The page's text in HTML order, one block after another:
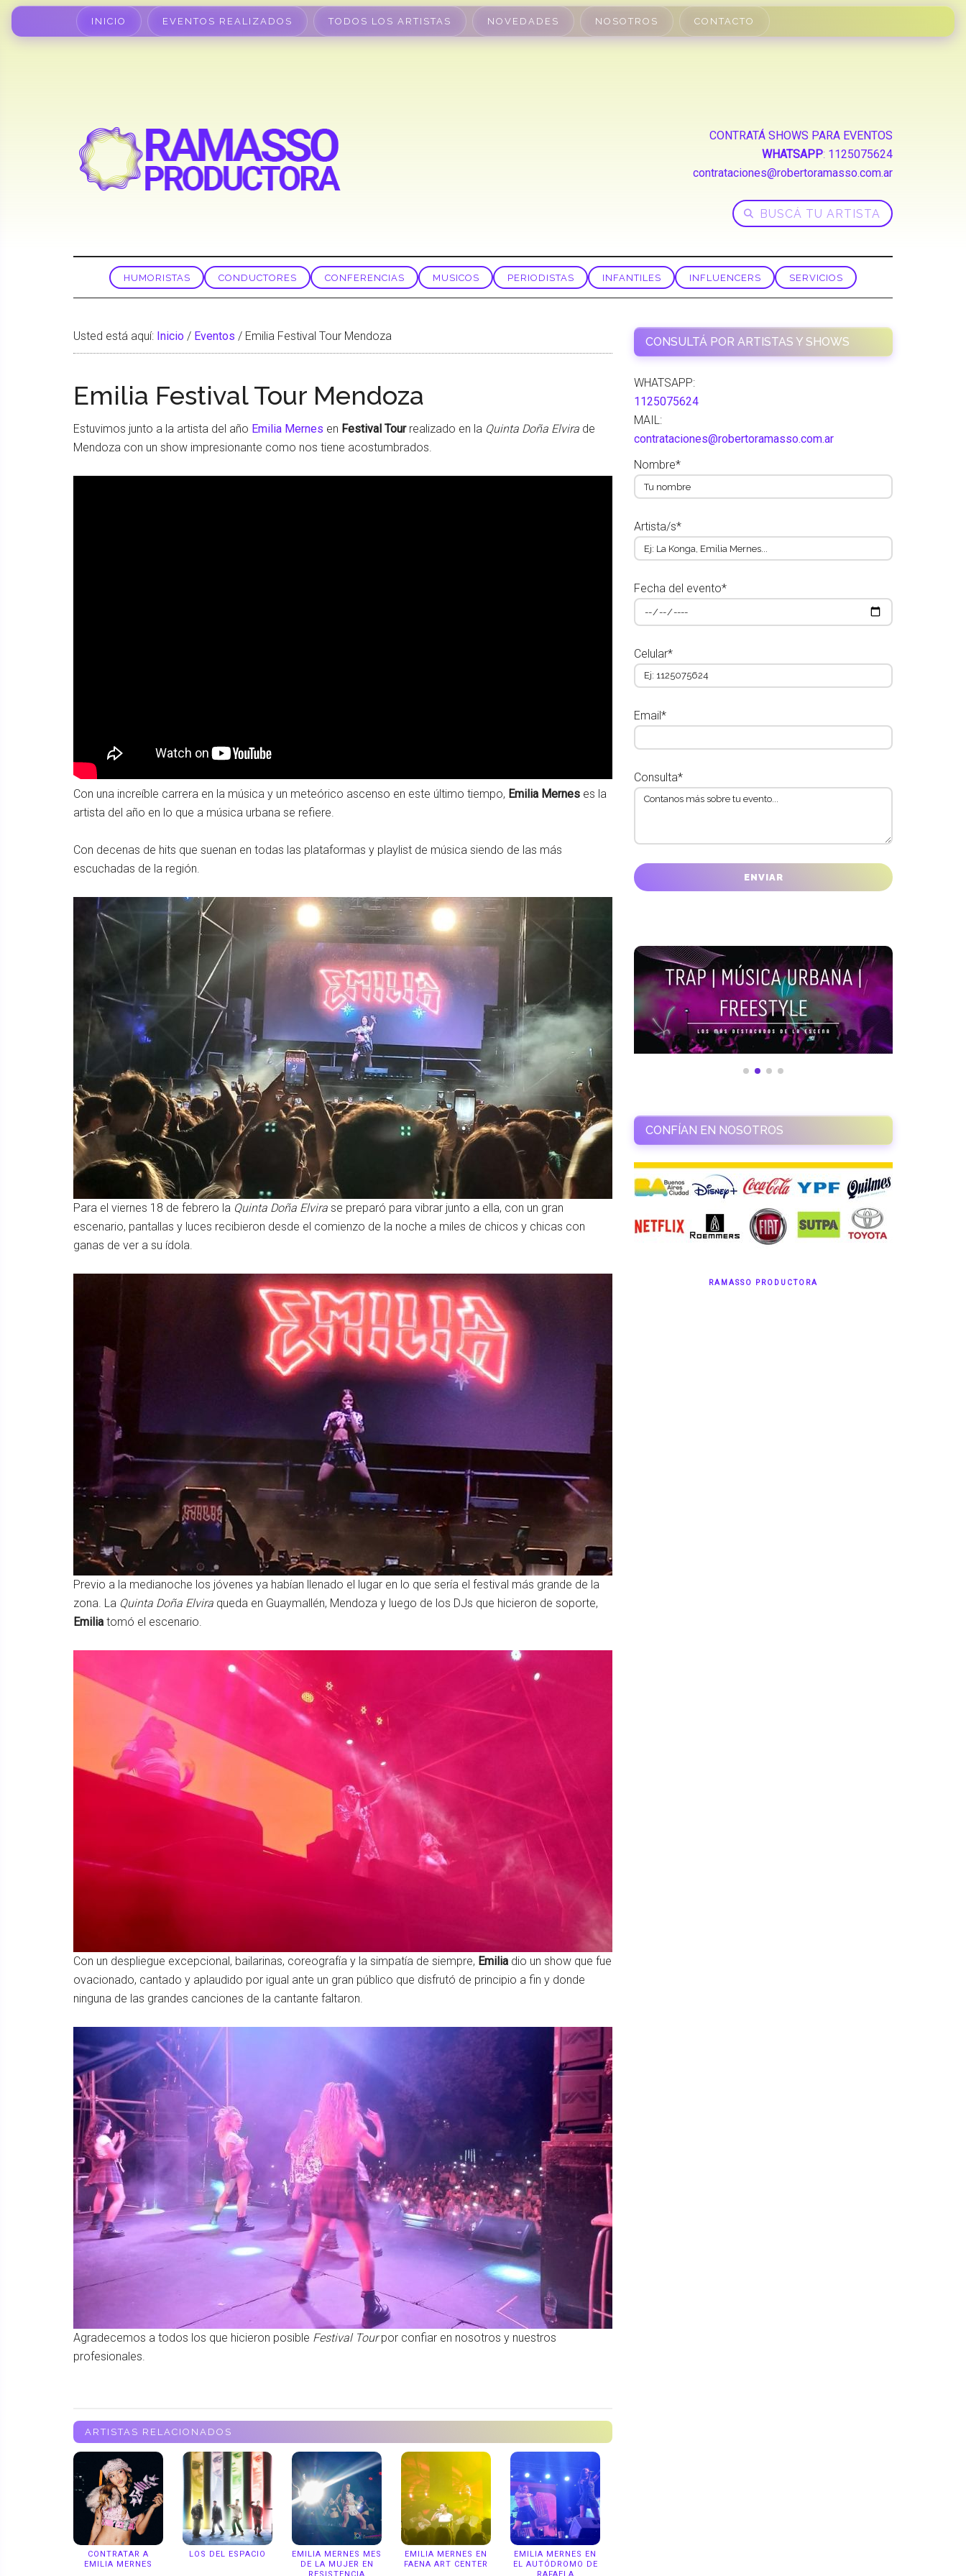
INICIO EVENTOS REALIZADOS TODOS LOS ARTISTAS NOVEDADES NOSOTROS CONTACTO
CONTRATÁ SHOWS PARA EVENTOS
WHATSAPP: 1125075624
contrataciones@robertoramasso.com.ar
HUMORISTAS CONDUCTORES CONFERENCIAS MUSICOS PERIODISTAS INFANTILES INFLUENCERS SERVICIOS
Usted está aquí: Inicio / Eventos / Emilia Festival Tour Mendoza
Emilia Festival Tour Mendoza
Estuvimos junto a la artista del año Emilia Mernes en Festival Tourrealizado en la Quinta Doña Elvira de
Mendoza con un show impresionante como nos tiene acostumbrados.
Con una increíble carrera en la música y un meteórico ascenso en este último tiempo, Emilia Mernes es la
artista del año en lo que a música urbana se refiere.
Con decenas de hits que suenan en todas las plataformas y playlist de música siendo de las más
escuchadas de la región.
Para el viernes 18 de febrero la Quinta Doña Elvira se preparó para vibrar junto a ella, con un gran
escenario, pantallas y luces recibieron desde el comienzo de la noche a miles de chicos y chicas con
ganas de ver a su ídola.
Previo a la medianoche los jóvenes ya habían llenado el lugar en lo que sería el festival más grande de la
zona. La Quinta Doña Elvira queda en Guaymallén, Mendoza y luego de los DJs que hicieron de soporte,
Emilia tomó el escenario.
Con un despliegue excepcional, bailarinas, coreografía y la simpatía de siempre, Emilia dio un show que fue
ovacionado, cantado y aplaudido por igual ante un gran público que disfrutó de principio a fin y donde
ninguna de las grandes canciones de la cantante faltaron.
Agradecemos a todos los que hicieron posible Festival Tourpor confiar en nosotros y nuestros
profesionales.
ARTISTAS RELACIONADOS
CONTRATAR A
EMILIA MERNES
LOS DEL ESPACIO
EMILIA MERNES MES
DE LA MUJER EN
EMILIA MERNES EN
FAENA ART CENTER
EMILIA MERNES EN
EL AUTÓDROMO DE
CONSULTÁ POR ARTISTAS Y SHOWS
WHATSAPP:
1125075624
MAIL:
contrataciones@robertoramasso.com.ar
Nombre*
Artista/s*
Fecha del evento*
Celular*
Email*
Consulta*
CONFÍAN EN NOSOTROS
RAMASSO PRODUCTORA